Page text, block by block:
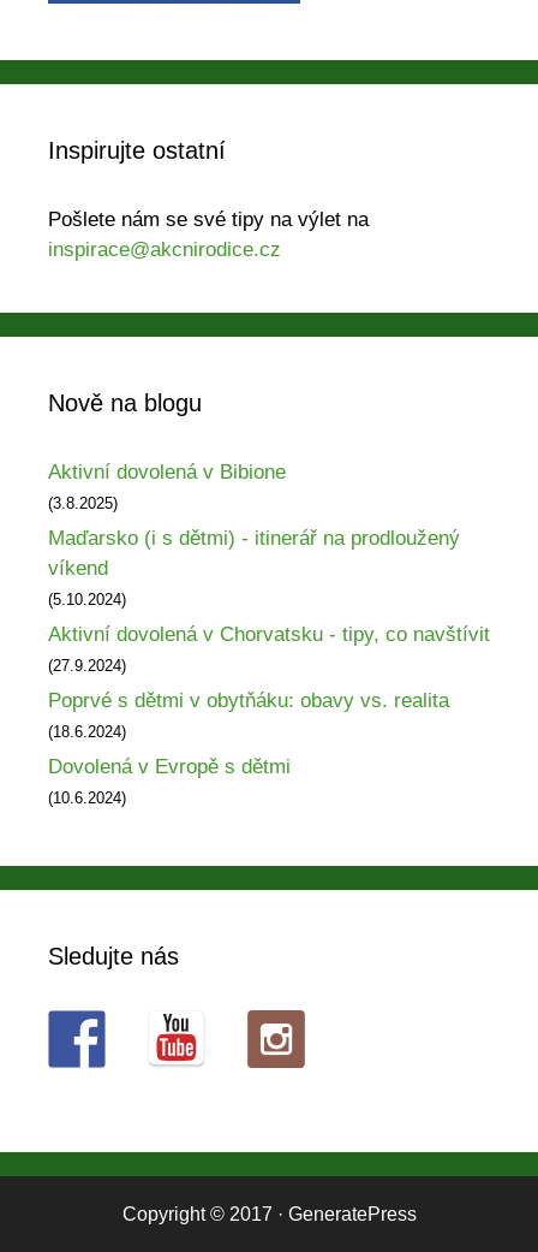
Inspirujte ostatní
Pošlete nám se své tipy na výlet na
inspirace@akcnirodice.cz
Nově na blogu
Aktivní dovolená v Bibione
(3.8.2025)
Maďarsko (i s dětmi) - itinerář na prodloužený
víkend
(5.10.2024)
Aktivní dovolená v Chorvatsku - tipy, co navštívit
(27.9.2024)
Poprvé s dětmi v obytňáku: obavy vs. realita
(18.6.2024)
Dovolená v Evropě s dětmi
(10.6.2024)
Sledujte nás
Copyright © 2017 · GeneratePress